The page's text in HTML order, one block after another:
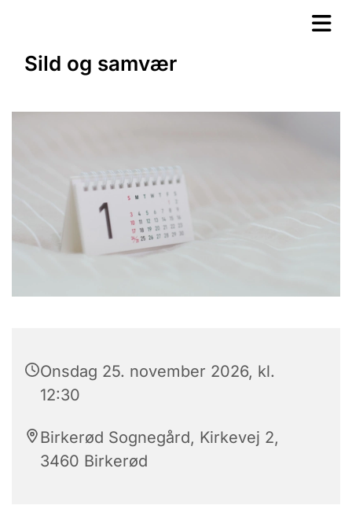
Sild og samvær
Onsdag 25. november 2026, kl.
12:30
Birkerød Sognegård, Kirkevej 2,
3460 Birkerød